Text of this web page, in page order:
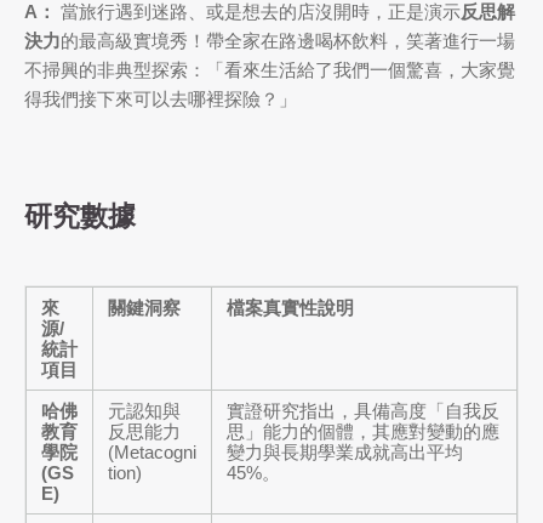
A： 當旅行遇到迷路、或是想去的店沒開時，正是演示反思解
決力的最高級實境秀！帶全家在路邊喝杯飲料，笑著進行一場
不掃興的非典型探索：「看來生活給了我們一個驚喜，大家覺
得我們接下來可以去哪裡探險？」
研究數據
來
源/
統計
項目
關鍵洞察 檔案真實性說明
哈佛
教育
學院
(GS
E)
元認知與
反思能力
(Metacogni
tion)
實證研究指出，具備高度「自我反
思」能力的個體，其應對變動的應
變力與長期學業成就高出平均
45%。